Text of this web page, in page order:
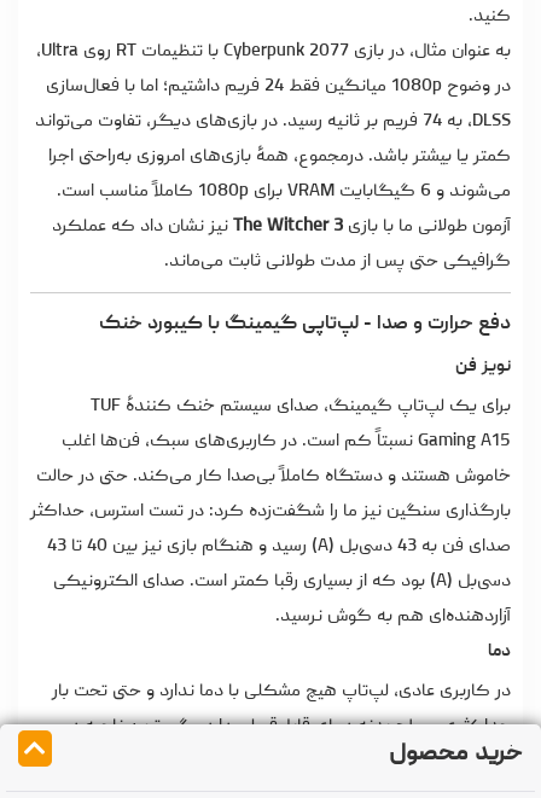
خرید محصول
کنید.
به‌ عنوان مثال، در بازی Cyberpunk 2077 با تنظیمات RT روی Ultra،
در وضوح 1080p میانگین فقط 24 فریم داشتیم؛ اما با فعال‌سازی
DLSS، به 74 فریم بر ثانیه رسید. در بازی‌های دیگر، تفاوت می‌تواند
کمتر یا بیشتر باشد. درمجموع، همۀ بازی‌های امروزی به‌راحتی اجرا
می‌شوند و 6 گیگابایت VRAM برای 1080p کاملاً مناسب است.
آزمون طولانی ما با بازی The Witcher 3 نیز نشان داد که عملکرد
گرافیکی حتی پس از مدت طولانی ثابت می‌ماند.
دفع حرارت و صدا - لپ‌تاپی گیمینگ با کیبورد خنک
نویز فن
برای یک لپ‌تاپ گیمینگ، صدای سیستم خنک‌ کنندۀ TUF
Gaming A15 نسبتاً کم است. در کاربری‌های سبک، فن‌ها اغلب
خاموش هستند و دستگاه کاملاً بی‌صدا کار می‌کند. حتی در حالت
بارگذاری سنگین نیز ما را شگفت‌زده کرد: در تست استرس، حداکثر
صدای فن به 43 دسی‌بل (A) رسید و هنگام بازی نیز بین 40 تا 43
دسی‌بل (A) بود که از بسیاری رقبا کمتر است. صدای الکترونیکی
آزاردهنده‌ای هم به گوش نرسید.
دما
در کاربری عادی، لپ‌تاپ هیچ مشکلی با دما ندارد و حتی تحت بار
حداکثری، سطح بدنه دمای قابل‌قبولی دارد. گرم‌ترین ناحیه در